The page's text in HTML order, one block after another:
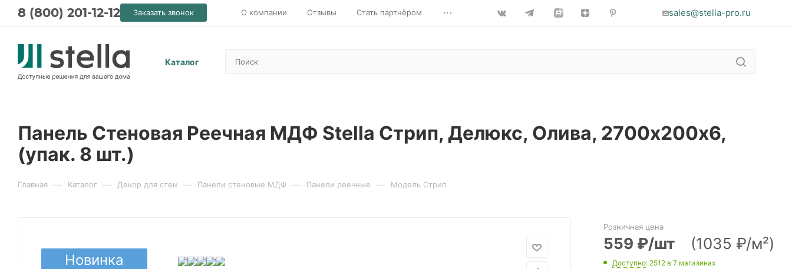
8 (800) 201-12-12 Заказать звонок О компании Отзывы Стать партнёром ... sales@stella-pro.ru
Каталог
Панель Стеновая Реечная МДФ Stella Стрип, Делюкс, Олива, 2700х200х6,
(упак. 8 шт.)
Главная — Каталог — Декор для стен — Панели стеновые МДФ — Панели реечные — Модель Стрип
Новинка
Розничная цена
559 ₽/шт (1035 ₽/м²)
Доступно: 2512 в 7 магазинах